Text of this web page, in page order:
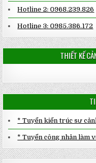
Hotline 2: 0968.239.826
Hotline 3: 0985.386.172
THIẾT KẾ
* Tuyển kiến trúc sư
* Tuyển công nhân làm